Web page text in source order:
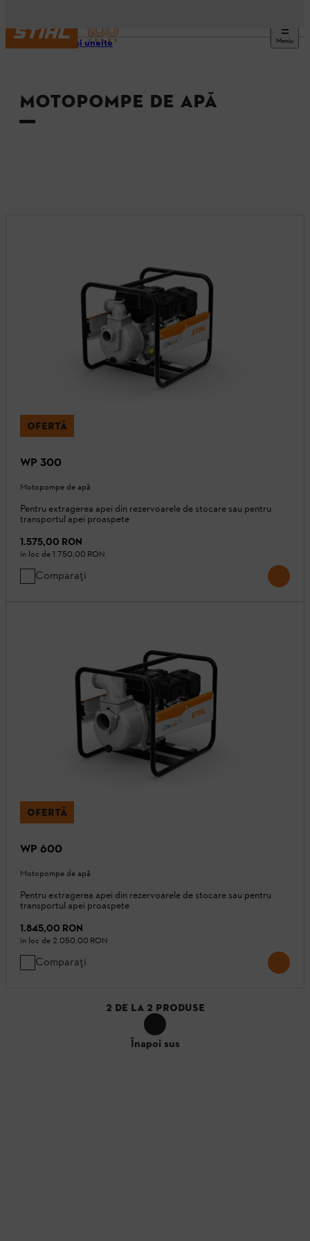
Meniu
Utilaje şi unelte
MOTOPOMPE DE APĂ
OFERTĂ
WP 300
Motopompe de apă
Pentru extragerea apei din rezervoarele de stocare sau pentru
transportul apei proaspete
1.575,00 RON
în loc de 1.750,00 RON
Comparați
OFERTĂ
WP 600
Motopompe de apă
Pentru extragerea apei din rezervoarele de stocare sau pentru
transportul apei proaspete
1.845,00 RON
în loc de 2.050,00 RON
Comparați
2 DE LA 2 PRODUSE
Înapoi sus